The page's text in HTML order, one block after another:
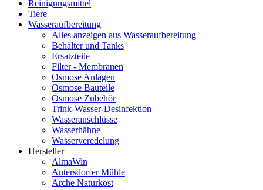
Reinigungsmittel
Tiere
Wasseraufbereitung
Alles anzeigen aus Wasseraufbereitung
Behälter und Tanks
Ersatzteile
Filter - Membranen
Osmose Anlagen
Osmose Bauteile
Osmose Zubehör
Trink-Wasser-Desinfektion
Wasseranschlüsse
Wasserhähne
Wasserveredelung
Hersteller
AlmaWin
Antersdorfer Mühle
Arche Naturkost